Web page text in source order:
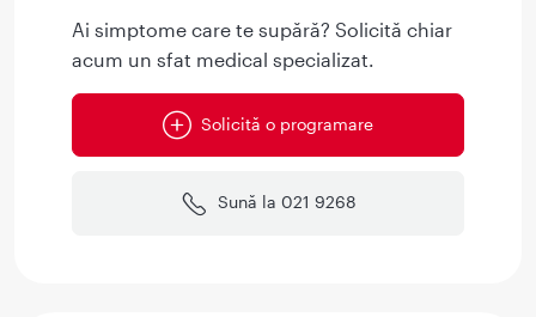
Ai simptome care te supără? Solicită chiar
acum un sfat medical specializat.
Solicită o programare
Sună la 021 9268